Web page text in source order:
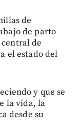
de
de parto
de
el estado del
y que se
la vida, la
desde su